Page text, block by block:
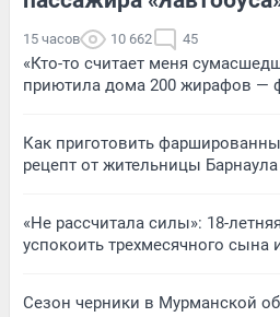
15 часов 10 662 45
«Кто-то считает меня
приютила дома 200 жирафов —
Как приготовить
рецепт от жительницы Барнаула
«Не рассчитала силы»: 18-
успокоить трехмесячного сына
Сезон черники в Мурманской